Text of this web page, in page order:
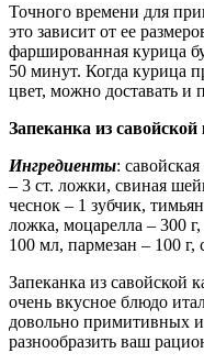
Точного времени для
это зависит от ее
фаршированная курица
50 минут. Когда курица
цвет, можно доставать и
Запеканка из
Ингредиенты:
– 3 ст. ложки, свиная
чеснок – 1 зубчик,
ложка, моцарелла – 300
100 мл, пармезан – 100
Запеканка из савойской
очень вкусное блюдо
довольно примитивных
разнообразить ваш